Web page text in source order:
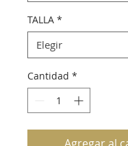
TALLA *
Cantidad *